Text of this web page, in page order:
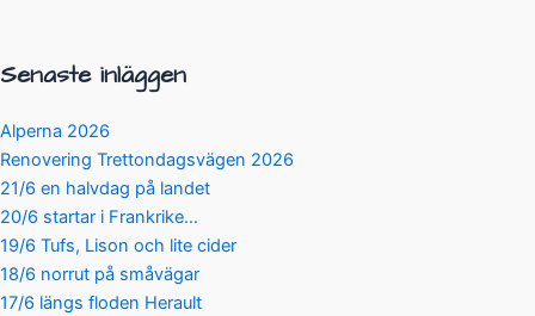
Senaste inläggen
Alperna 2026
Renovering Trettondagsvägen 2026
21/6 en halvdag på landet
20/6 startar i Frankrike…
19/6 Tufs, Lison och lite cider
18/6 norrut på småvägar
17/6 längs floden Herault